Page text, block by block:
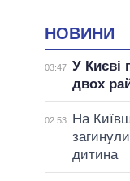
НОВИНИ
03:47 У Києві
двох
02:53
На
дитина